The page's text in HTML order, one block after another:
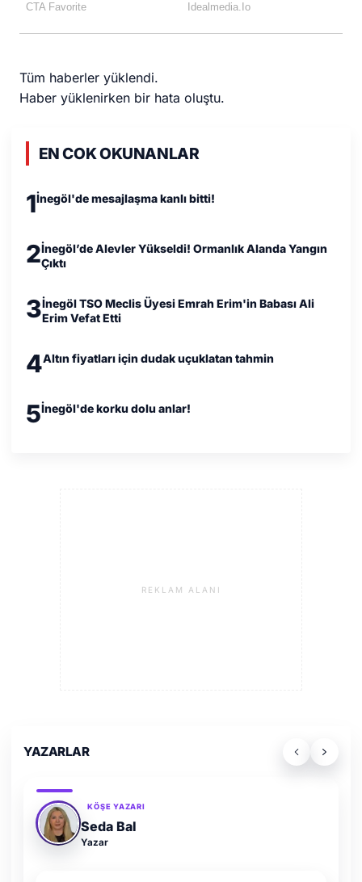
Tüm haberler yüklendi.
Haber yüklenirken bir hata oluştu.
EN COK OKUNANLAR
1İnegöl'de mesajlaşma kanlı bitti!
2İnegöl’de Alevler Yükseldi! Ormanlık Alanda Yangın
Çıktı
3İnegöl TSO Meclis Üyesi Emrah Erim'in Babası Ali
Erim Vefat Etti
4Altın fiyatları için dudak uçuklatan tahmin
5İnegöl'de korku dolu anlar!
REKLAM ALANI
YAZARLAR
KÖŞE YAZARI
Adem Demir
Yazar